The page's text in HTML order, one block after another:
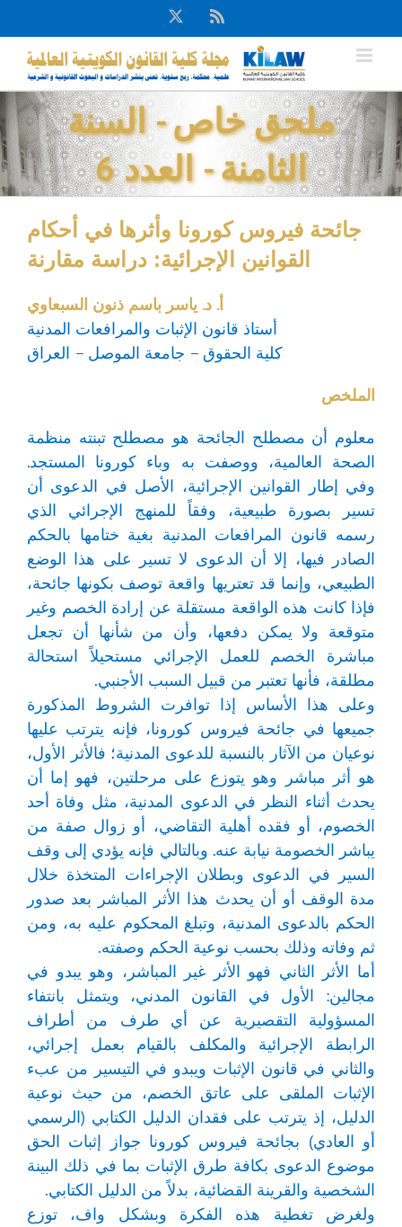
to
content
Rss
X
ملحق خاص - السنة
الثامنة - العدد 6
جائحة فيروس كورونا وأثرها في أحكام
القوانين الإجرائية: دراسة مقارنة
أ. د. ياسر باسم ذنون السبعاوي
أستاذ قانون الإثبات والمرافعات المدنية
كلية الحقوق – جامعة الموصل – العراق
الملخص
معلوم أن مصطلح الجائحة هو مصطلح تبنته منظمة
الصحة العالمية، ووصفت به وباء كورونا المستجد.
وفي إطار القوانين الإجرائية، الأصل في الدعوى أن
تسير بصورة طبيعية، وفقاً للمنهج الإجرائي الذي
رسمه قانون المرافعات المدنية بغية ختامها بالحكم
الصادر فيها، إلا أن الدعوى لا تسير على هذا الوضع
الطبيعي، وإنما قد تعتريها واقعة توصف بكونها جائحة،
فإذا كانت هذه الواقعة مستقلة عن إرادة الخصم وغير
متوقعة ولا يمكن دفعها، وأن من شأنها أن تجعل
مباشرة الخصم للعمل الإجرائي مستحيلاً استحالة
مطلقة، فأنها تعتبر من قبيل السبب الأجنبي.
وعلى هذا الأساس إذا توافرت الشروط المذكورة
جميعها في جائحة فيروس كورونا، فإنه يترتب عليها
نوعيان من الآثار بالنسبة للدعوى المدنية؛ فالأثر الأول،
هو أثر مباشر وهو يتوزع على مرحلتين، فهو إما أن
يحدث أثناء النظر في الدعوى المدنية، مثل وفاة أحد
الخصوم، أو فقده أهلية التقاضي، أو زوال صفة من
يباشر الخصومة نيابة عنه. وبالتالي فإنه يؤدي إلى وقف
السير في الدعوى وبطلان الإجراءات المتخذة خلال
مدة الوقف أو أن يحدث هذا الأثر المباشر بعد صدور
الحكم بالدعوى المدنية، وتبلغ المحكوم عليه به، ومن
ثم وفاته وذلك بحسب نوعية الحكم وصفته.
أما الأثر الثاني فهو الأثر غير المباشر، وهو يبدو في
مجالين: الأول في القانون المدني، ويتمثل بانتفاء
المسؤولية التقصيرية عن أي طرف من أطراف
الرابطة الإجرائية والمكلف بالقيام بعمل إجرائي،
والثاني في قانون الإثبات ويبدو في التيسير من عبء
الإثبات الملقى على عاتق الخصم، من حيث نوعية
الدليل، إذ يترتب على فقدان الدليل الكتابي (الرسمي
أو العادي) بجائحة فيروس كورونا جواز إثبات الحق
موضوع الدعوى بكافة طرق الإثبات بما في ذلك البينة
الشخصية والقرينة القضائية، بدلاً من الدليل الكتابي.
ولغرض تغطية هذه الفكرة وبشكل واف، توزع